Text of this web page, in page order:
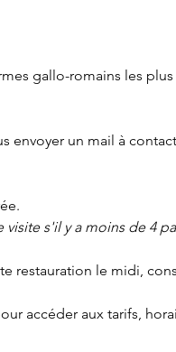
gallo-romains les
envoyer un mail à
s'il y a moins de 4
restauration le midi,
accéder aux tarifs,